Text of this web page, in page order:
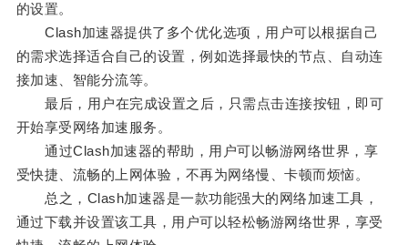
的设置。
Clash加速器提供了多个优化选项，用户可以根据自己
的需求选择适合自己的设置，例如选择最快的节点、自动连
接加速、智能分流等。
最后，用户在完成设置之后，只需点击连接按钮，即可
开始享受网络加速服务。
通过Clash加速器的帮助，用户可以畅游网络世界，享
受快捷、流畅的上网体验，不再为网络慢、卡顿而烦恼。
总之，Clash加速器是一款功能强大的网络加速工具，
通过下载并设置该工具，用户可以轻松畅游网络世界，享受